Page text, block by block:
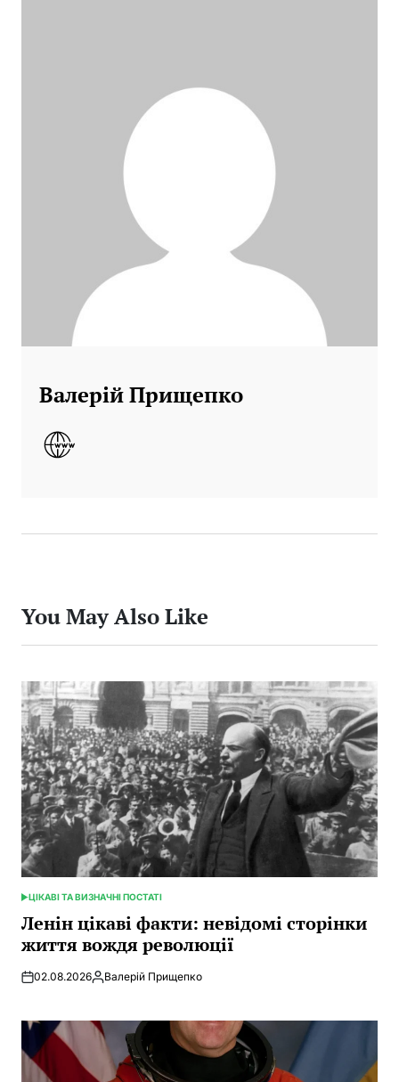
Валерій Прищепко
You May Also Like
POSTED
IN
ЦІКАВІ ТА ВИЗНАЧНІ ПОСТАТІ
Ленін цікаві факти: невідомі сторінки
життя вождя революції
02.08.2026Posted
Валерій Прищепко